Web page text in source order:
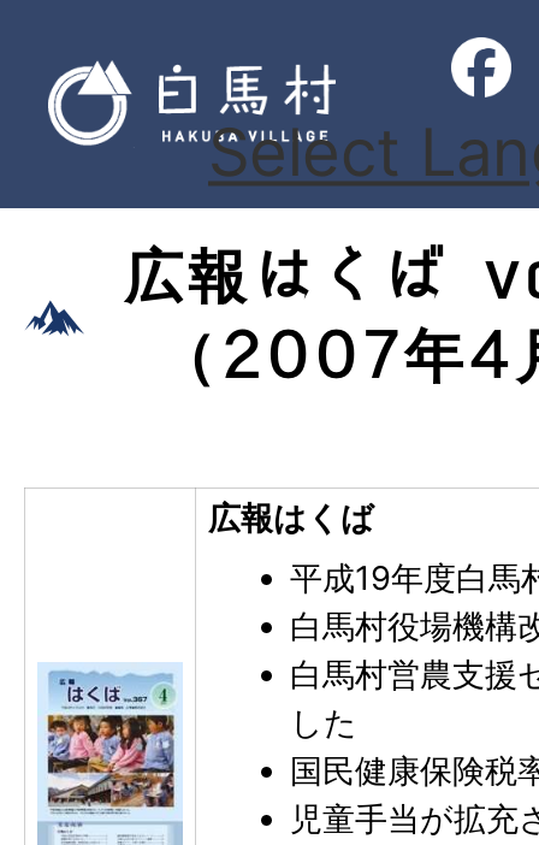
Select
広報はくば
（2007年4
広報はくば
平成19年度白馬
白馬村役場機構
白馬村営農支援
した
国民健康保険税
児童手当が拡充